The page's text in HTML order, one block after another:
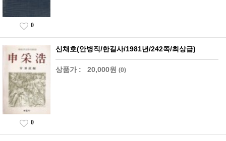
0
신채호(안병직/한길사/1981년/242쪽/최상급)
상품가 : 20,000원 (0)
0